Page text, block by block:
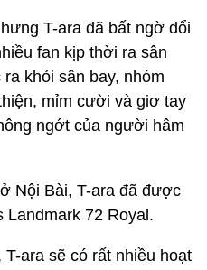
T-ara đã bất ngờ đổi
fan kịp thời ra sân
khỏi sân bay, nhóm
mỉm cười và giơ tay
ngớt của người hâm
Nội Bài, T-ara đã được
Landmark 72 Royal.
ara sẽ có rất nhiều hoạt